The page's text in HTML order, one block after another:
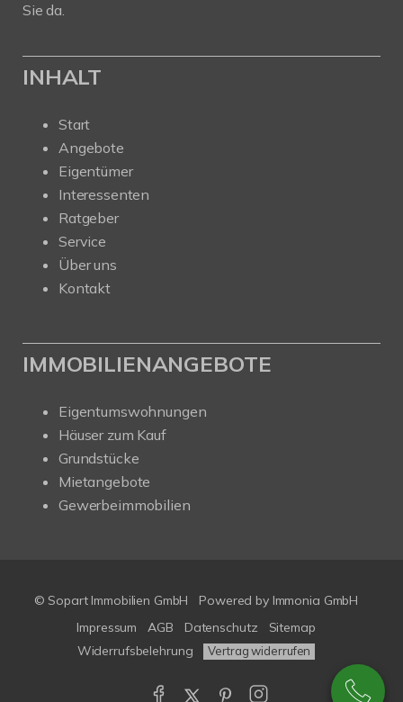
Sie da.
INHALT
Start
Angebote
Eigentümer
Interessenten
Ratgeber
Service
Über uns
Kontakt
IMMOBILIENANGEBOTE
Eigentumswohnungen
Häuser zum Kauf
Grundstücke
Mietangebote
Gewerbeimmobilien
© Sopart Immobilien GmbH Powered by Immonia GmbH
Impressum
AGB Datenschutz
Sitemap
Widerrufsbelehrung
Vertrag widerrufen